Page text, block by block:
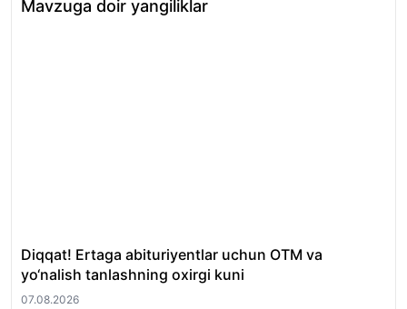
Mavzuga doir yangiliklar
Diqqat! Ertaga abituriyentlar uchun OTM va
yo‘nalish tanlashning oxirgi kuni
07.08.2026